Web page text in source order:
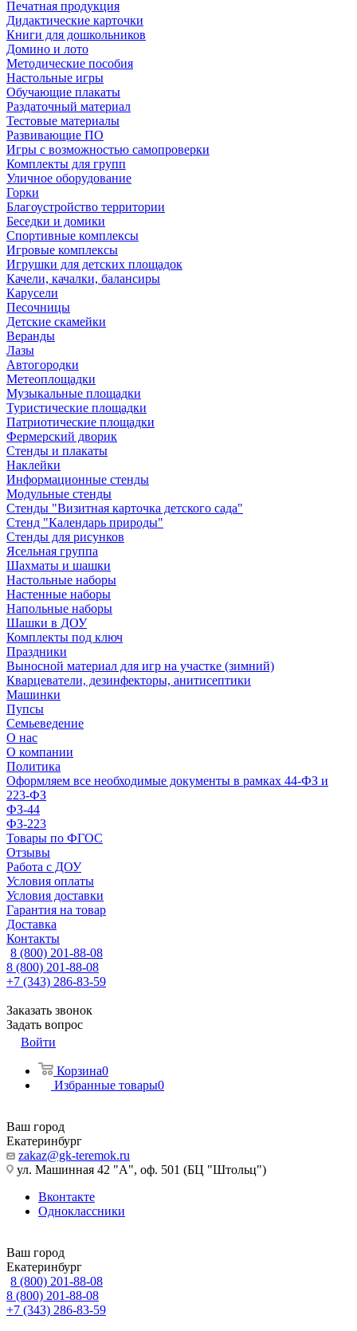
Печатная продукция
Дидактические карточки
Книги для дошкольников
Домино и лото
Методические пособия
Настольные игры
Обучающие плакаты
Раздаточный материал
Тестовые материалы
Развивающие ПО
Игры с возможностью самопроверки
Комплекты для групп
Уличное оборудование
Горки
Благоустройство территории
Беседки и домики
Спортивные комплексы
Игровые комплексы
Игрушки для детских площадок
Качели, качалки, балансиры
Карусели
Песочницы
Детские скамейки
Веранды
Лазы
Автогородки
Метеоплощадки
Музыкальные площадки
Туристические площадки
Патриотические площадки
Фермерский дворик
Стенды и плакаты
Наклейки
Информационные стенды
Модульные стенды
Стенды "Визитная карточка детского сада"
Стенд "Календарь природы"
Стенды для рисунков
Ясельная группа
Шахматы и шашки
Настольные наборы
Настенные наборы
Напольные наборы
Шашки в ДОУ
Комплекты под ключ
Праздники
Выносной материал для игр на участке (зимний)
Кварцеватели, дезинфекторы, анитисептики
Машинки
Пупсы
Семьеведение
О нас
О компании
Политика
Оформляем все необходимые документы в рамках 44-ФЗ и
223-ФЗ
ФЗ-44
ФЗ-223
Товары по ФГОС
Отзывы
Работа с ДОУ
Условия оплаты
Условия доставки
Гарантия на товар
Доставка
Контакты
8 (800) 201-88-08
8 (800) 201-88-08
+7 (343) 286-83-59
Заказать звонок
Задать вопрос
Войти
Корзина0
Избранные товары0
Ваш город
Екатеринбург
zakaz@gk-teremok.ru
ул. Машинная 42 "А", оф. 501 (БЦ "Штольц")
Вконтакте
Одноклассники
Ваш город
Екатеринбург
8 (800) 201-88-08
8 (800) 201-88-08
+7 (343) 286-83-59